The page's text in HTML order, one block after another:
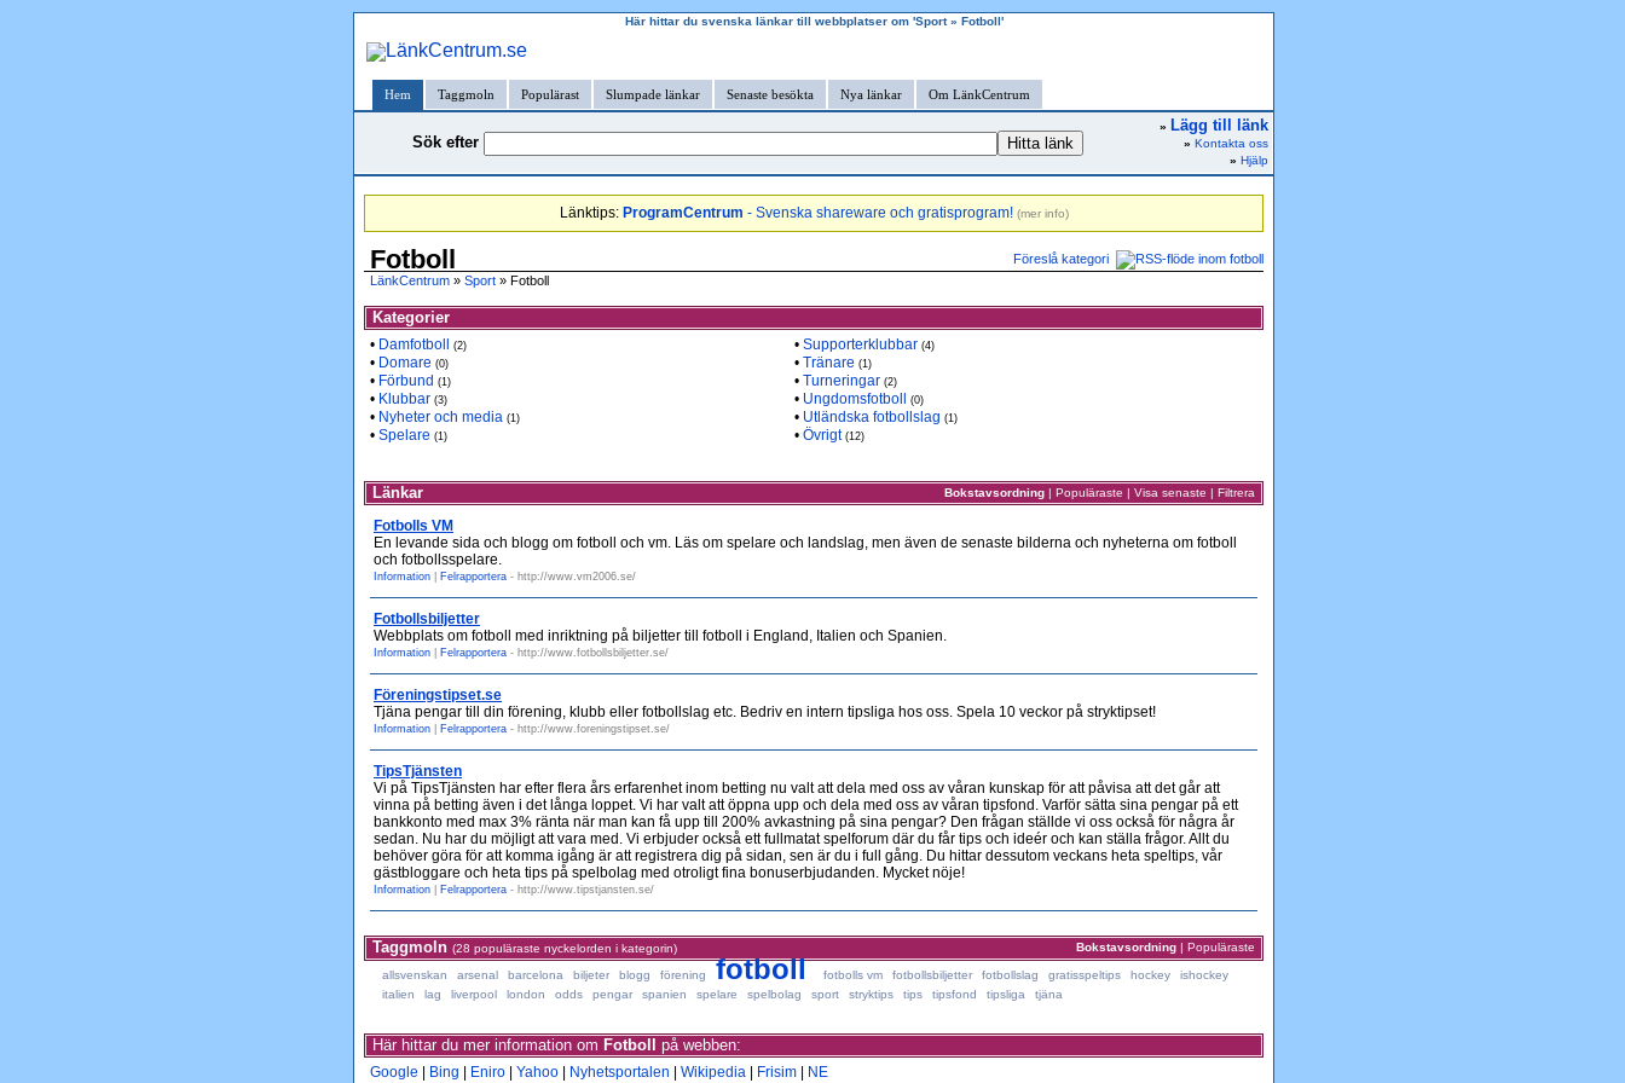
Här hittar du svenska länkar till webbplatser om 'Sport » Fotboll'
Hem Taggmoln Populärast Slumpade länkar Senaste besökta Nya länkar Om LänkCentrum
Sök efter
» Lägg till länk
» Kontakta oss
» Hjälp
Länktips: ProgramCentrum - Svenska shareware och gratisprogram! (mer info)
Fotboll
Föreslå kategori
LänkCentrum » Sport » Fotboll
Kategorier
• Damfotboll (2)
• Domare (0)
• Förbund (1)
• Klubbar (3)
• Nyheter och media (1)
• Spelare (1)
• Supporterklubbar (4)
• Tränare (1)
• Turneringar (2)
• Ungdomsfotboll (0)
• Utländska fotbollslag (1)
• Övrigt (12)
Länkar Bokstavsordning | Populäraste | Visa senaste | Filtrera
Fotbolls VM
En levande sida och blogg om fotboll och vm. Läs om spelare och landslag, men även de senaste bilderna och nyheterna om fotboll
och fotbollsspelare.
Information Felrapportera - http://www.vm2006.se/
Fotbollsbiljetter
Webbplats om fotboll med inriktning på biljetter till fotboll i England, Italien och Spanien.
Information Felrapportera - http://www.fotbollsbiljetter.se/
Föreningstipset.se
Tjäna pengar till din förening, klubb eller fotbollslag etc. Bedriv en intern tipsliga hos oss. Spela 10 veckor på stryktipset!
Information Felrapportera - http://www.foreningstipset.se/
TipsTjänsten
Vi på TipsTjänsten har efter flera års erfarenhet inom betting nu valt att dela med oss av våran kunskap för att påvisa att det går att
vinna på betting även i det långa loppet. Vi har valt att öppna upp och dela med oss av våran tipsfond. Varför sätta sina pengar på ett
bankkonto med max 3% ränta när man kan få upp till 200% avkastning på sina pengar? Den frågan ställde vi oss också för några år
sedan. Nu har du möjligt att vara med. Vi erbjuder också ett fullmatat spelforum där du får tips och ideér och kan ställa frågor. Allt du
behöver göra för att komma igång är att registrera dig på sidan, sen är du i full gång. Du hittar dessutom veckans heta speltips, vår
gästbloggare och heta tips på spelbolag med otroligt fina bonuserbjudanden. Mycket nöje!
Information Felrapportera - http://www.tipstjansten.se/
Taggmoln (28 populäraste nyckelorden i kategorin) Bokstavsordning | Populäraste
allsvenskan arsenal barcelona biljeter blogg förening fotboll fotbolls vm fotbollsbiljetter fotbollslag gratisspeltips hockey
ishockey
italien
lag liverpool london odds pengar spanien spelare spelbolag sport stryktips tips tipsfond tipsliga tjäna
Här hittar du mer information om Fotboll på webben:
Google Bing Eniro Yahoo Nyhetsportalen Wikipedia Frisim NE